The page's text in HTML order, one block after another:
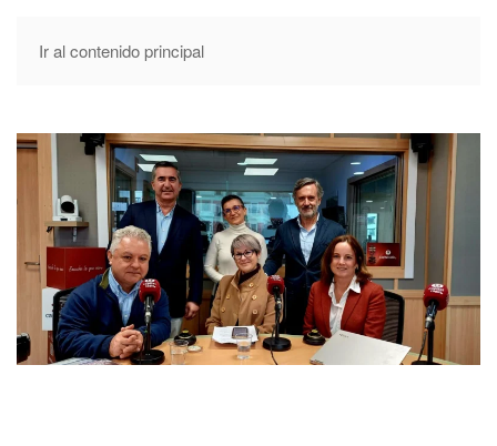
Ir al contenido principal